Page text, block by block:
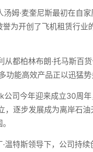
姆·麦奎尼斯最初在自
为开创了飞机租赁行业
从都柏林布朗·托马斯百
功能高效产品正以迅猛
司今年迎来成立30周
，逐步发展成为离岸石
温特斯领导下，公司持